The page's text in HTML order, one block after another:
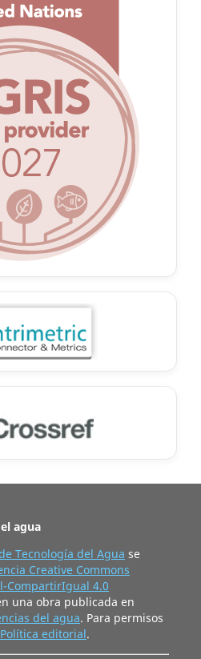
agua
Tecnología del Agua se
Creative Commons
CompartirIgual 4.0
una obra publicada en
del agua. Para permisos
Política editorial.